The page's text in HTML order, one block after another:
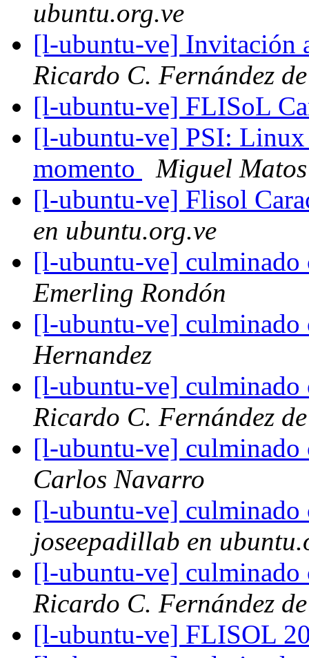
ubuntu.org.ve
[l-ubuntu-ve] Invitación
Ricardo C. Fernández
[l-ubuntu-ve] FLISoL
[l-ubuntu-ve] PSI: Linux
momento
Miguel Matos
[l-ubuntu-ve] Flisol
en ubuntu.org.ve
[l-ubuntu-ve]
Emerling Rondón
[l-ubuntu-ve]
Hernandez
[l-ubuntu-ve]
Ricardo C. Fernández
[l-ubuntu-ve]
Carlos Navarro
[l-ubuntu-ve]
joseepadillab en
[l-ubuntu-ve]
Ricardo C. Fernández
[l-ubuntu-ve] FLISOL